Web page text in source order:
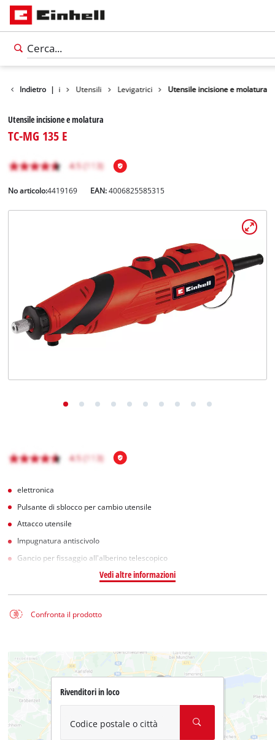
English
Indietro |
Prodotti Utensili Levigatrici Utensile incisione e molatura
Utensile incisione e molatura
TC-MG 135 E
No articolo:4419169 EAN:4006825585315
elettronica
Pulsante di sblocco per cambio utensile
Attacco utensile
Impugnatura antiscivolo
Gancio per fissaggio all'alberino telescopico
Vedi altre informazioni
Confronta il prodotto
Rivenditori in loco
Codice postale o città